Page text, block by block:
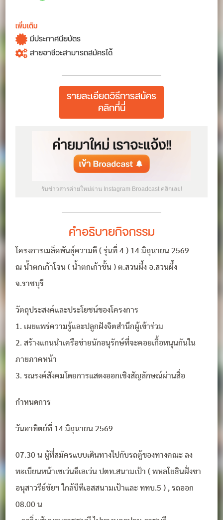
เพิ่มเติม
มีประกาศนียบัตร
สายอาชีวะสามารถสมัครได้
รายละเอียดวิธีการสมัคร
คลิกที่นี่
รับข่าวสารค่ายใหม่ผ่าน Instagram Broadcast คลิกเลย!
คำอธิบายกิจกรรม
โครงการเมล็ดพันธุ์ความดี ( รุ่นที่ 4 ) 14 มิถุนายน 2569
ณ น้ำตกเก้าโจน ( น้ำตกเก้าชั้น ) ต.สวนผึ้ง อ.สวนผึ้ง
จ.ราชบุรี
วัตถุประสงค์และประโยชน์ของโครงการ
1. เผยแพร่ความรู้และปลูกฝังจิตสำนึกผู้เข้าร่วม
2. สร้างแกนนำเครือข่ายนักอนุรักษ์ที่จะคอยเกื้อหนุนกันใน
ภายภาคหน้า
3. รณรงค์สังคมโดยการแสดงออกเชิงสัญลักษณ์ผ่านสื่อ
กำหนดการ
วันอาทิตย์ที่ 14 มิถุนายน 2569
07.30 น ผู้ที่สมัครแบบเดินทางไปกับรถตู้ของทางคณะ ลง
ทะเบียนหน้าเซเว่นอีเลเว่น ปตท.สนามเป้า ( พหลโยธินฝั่งขา
อนุสาวรีย์ชัยฯ ใกล้บีทีเอสสนามเป้าและ ททบ.5 ) , รถออก
08.00 น